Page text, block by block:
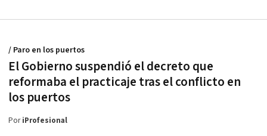
El Gobierno suspendió el decreto que
reformaba el practicaje tras el conflicto en
los puertos
/ Paro en los puertos
PoriProfesional